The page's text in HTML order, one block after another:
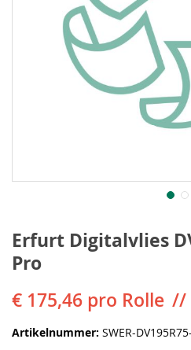
Erfurt Digitalvlies
Pro
€ 175,46 pro Rolle
Artikelnummer SWER-